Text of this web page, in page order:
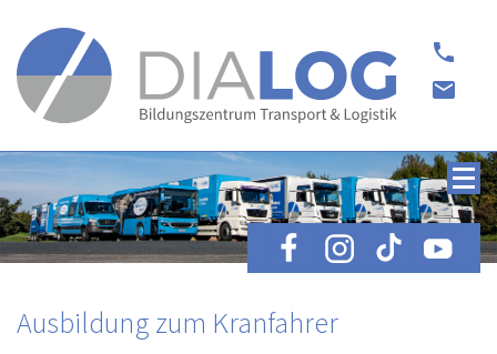
phone
email
Ausbildung zum Kranfahrer